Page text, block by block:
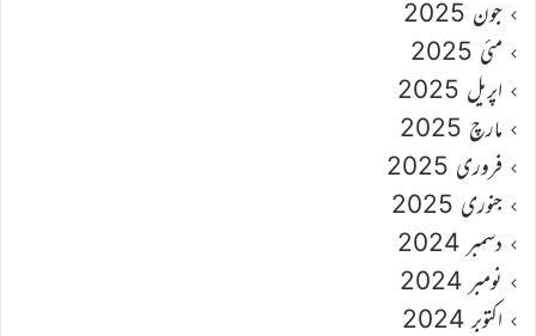
جون 2025
مئی 2025
اپریل 2025
مارچ 2025
فروری 2025
جنوری 2025
دسمبر 2024
نومبر 2024
اکتوبر 2024